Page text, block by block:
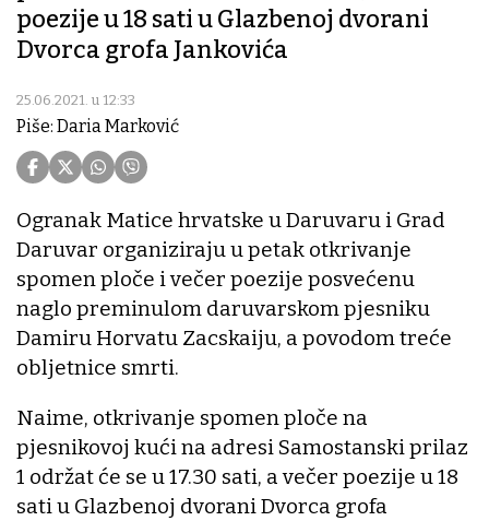
poezije u 18 sati u Glazbenoj dvorani
Dvorca grofa Jankovića
25.06.2021. u 12:33
Piše: Daria Marković
Ogranak Matice hrvatske u Daruvaru i Grad
Daruvar organiziraju u petak otkrivanje
spomen ploče i večer poezije posvećenu
naglo preminulom daruvarskom pjesniku
Damiru Horvatu Zacskaiju, a povodom treće
obljetnice smrti.
Naime, otkrivanje spomen ploče na
pjesnikovoj kući na adresi Samostanski prilaz
1 održat će se u 17.30 sati, a večer poezije u 18
sati u Glazbenoj dvorani Dvorca grofa